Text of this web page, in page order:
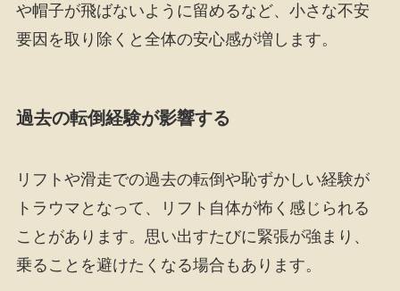
や帽子が飛ばないように留めるなど、小さな不安
要因を取り除くと全体の安心感が増します。
過去の転倒経験が影響する
リフトや滑走での過去の転倒や恥ずかしい経験が
トラウマとなって、リフト自体が怖く感じられる
ことがあります。思い出すたびに緊張が強まり、
乗ることを避けたくなる場合もあります。